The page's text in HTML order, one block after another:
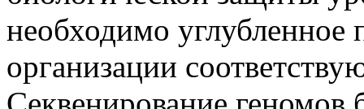
необходимо углубленное
организации